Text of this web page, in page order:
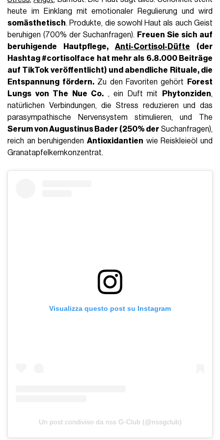
heute im Einklang mit emotionaler Regulierung und wird
somästhetisch. Produkte, die sowohl Haut als auch Geist
beruhigen (700% der Suchanfragen). Freuen Sie sich auf
beruhigende Hautpflege, Anti-Cortisol-Düfte (der
Hashtag#cortisolface hat mehr als 6.8.000 Beiträge
auf TikTok veröffentlicht) und abendliche Rituale, die
Entspannung fördern.Zu den Favoriten gehört
Forest
Lungs von The Nue Co. , ein Duft mit Phytonziden,
natürlichen Verbindungen, die Stress reduzieren und das
parasympathische Nervensystem stimulieren, und The
Serum von Augustinus Bader (250% der Suchanfragen),
reich an beruhigenden Antioxidantien wie Reiskleieöl und
Granatapfelkernkonzentrat.
Visualizza questo post su Instagram
Un post condiviso da nss G-Club (@nssgclub)